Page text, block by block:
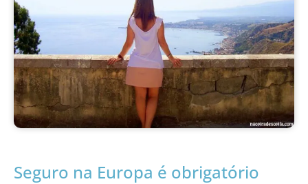
Seguro na Europa é obrigatório